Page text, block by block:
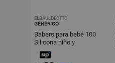
ELBAULDEOTTO
GENÉRICO
Babero para bebé 100
Silicona niño y
antiderrames